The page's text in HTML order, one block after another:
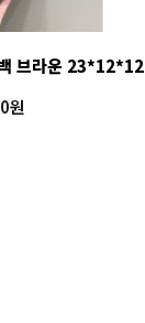
브라운 23*12*12
원